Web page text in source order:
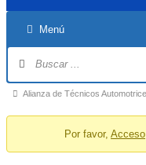
Menú
Forum
You
Alianza de Técnicos
Por favor, Acceso